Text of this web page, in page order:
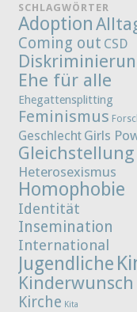
SCHLAGWÖRTER
Adoption
Coming out CSD
Ehe für alle
Ehegattensplitting
Feminismus
Geschlecht Girls
Gleichstellung
Heterosexismus
Homophobie
Identität
Insemination
International
Jugendliche
Kinderwunsch
Kirche Kita